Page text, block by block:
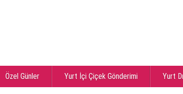
Özel Günler Yurt İçi Çiçek Gönderimi Yurt